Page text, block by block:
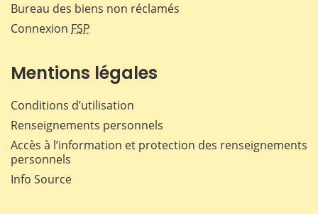
Bureau des biens non réclamés
Connexion FSP
Mentions légales
Conditions d’utilisation
Renseignements personnels
Accès à l’information et protection des renseignements
personnels
Info Source